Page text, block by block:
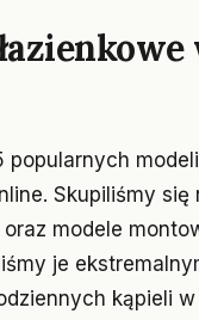
popularnych
Skupiliśmy się
oraz modele
je
kąpieli w